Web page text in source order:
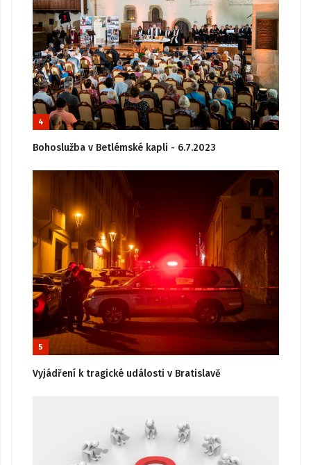
4
Bohoslužba v Betlémské kapli - 6.7.2023
5
Vyjádření k tragické události v Bratislavě